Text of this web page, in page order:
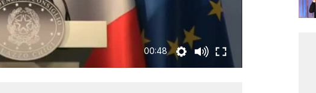
00:48